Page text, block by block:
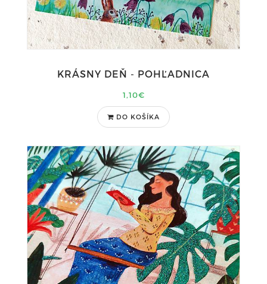
KRÁSNY DEŇ - POHĽADNICA
1,10€
DO KOŠÍKA